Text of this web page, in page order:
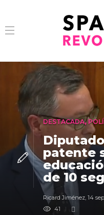
DESTACADA,
patente
de 10
Ricard Jiménez, 14
41